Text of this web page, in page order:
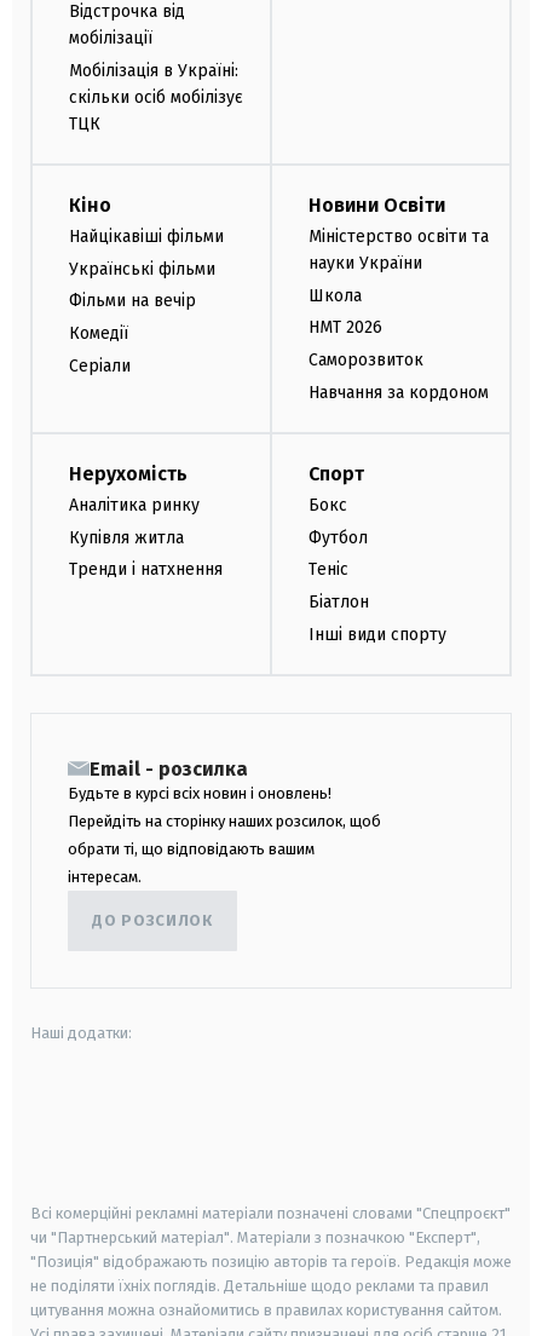
Відстрочка від
мобілізації
Мобілізація в Україні:
скільки осіб мобілізує
ТЦК
Кіно
Найцікавіші фільми
Українські фільми
Фільми на вечір
Комедії
Серіали
Новини Освіти
Міністерство освіти та
науки України
Школа
НМТ 2026
Саморозвиток
Навчання за кордоном
Нерухомість
Аналітика ринку
Купівля житла
Тренди і натхнення
Спорт
Бокс
Футбол
Теніс
Біатлон
Інші види спорту
Email - розсилка
Будьте в курсі всіх новин і оновлень!
Перейдіть на сторінку наших розсилок, щоб
обрати ті, що відповідають вашим
інтересам.
ДО РОЗСИЛОК
Наші додатки:
Всі комерційні рекламні матеріали позначені словами "Спецпроєкт"
чи "Партнерський матеріал". Матеріали з позначкою "Експерт",
"Позиція" відображають позицію авторів та героїв. Редакція може
не поділяти їхніх поглядів. Детальніше щодо реклами та правил
цитування можна ознайомитись в правилах користування сайтом.